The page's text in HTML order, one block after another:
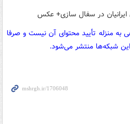
به منزله تأیید محتوای آن نیست و صرفا
شبکه‌ها منتشر می‌شود.